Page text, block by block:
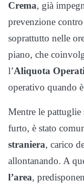
Crema, già
prevenzione
soprattutto nelle
piano, che
l’Aliquota
operativo quando
Mentre le
furto, è stato
straniera, carico
allontanando. A
l’area,